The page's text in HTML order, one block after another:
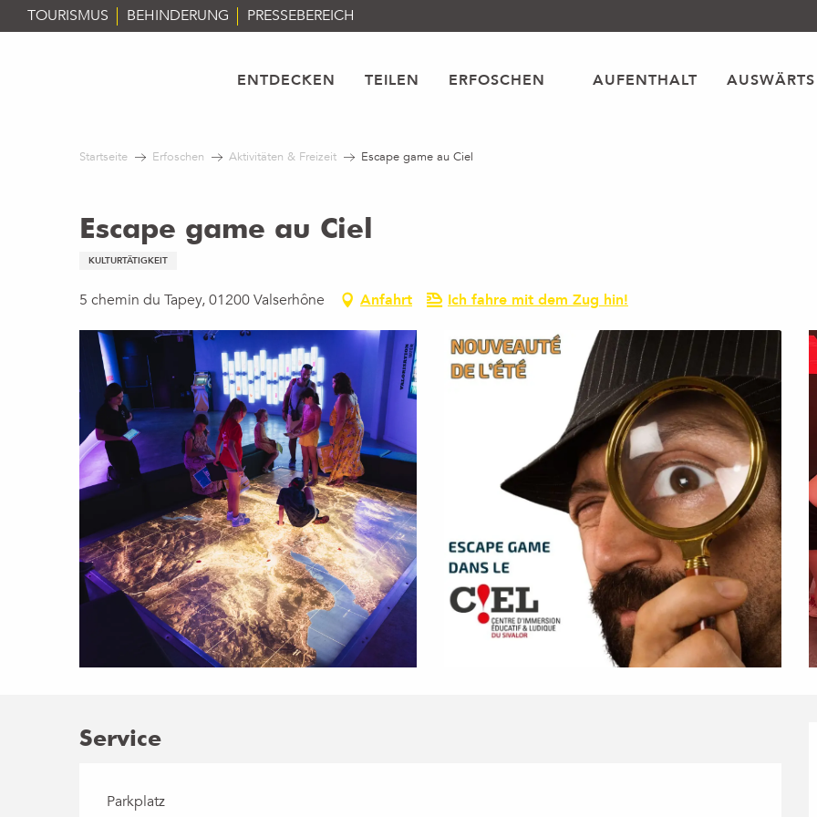
Aller
au
TOURISMUS BEHINDERUNG PRESSEBEREICH
ENTDECKEN TEILEN ERFOSCHEN AUFENTHALT
Startseite Erfoschen Aktivitäten & Freizeit Escape game au Ciel
Escape game au Ciel
KULTURTÄTIGKEIT
5 chemin du Tapey, 01200 Valserhône Anfahrt Ich fahre mit dem Zug hin!
Service
Parkplatz